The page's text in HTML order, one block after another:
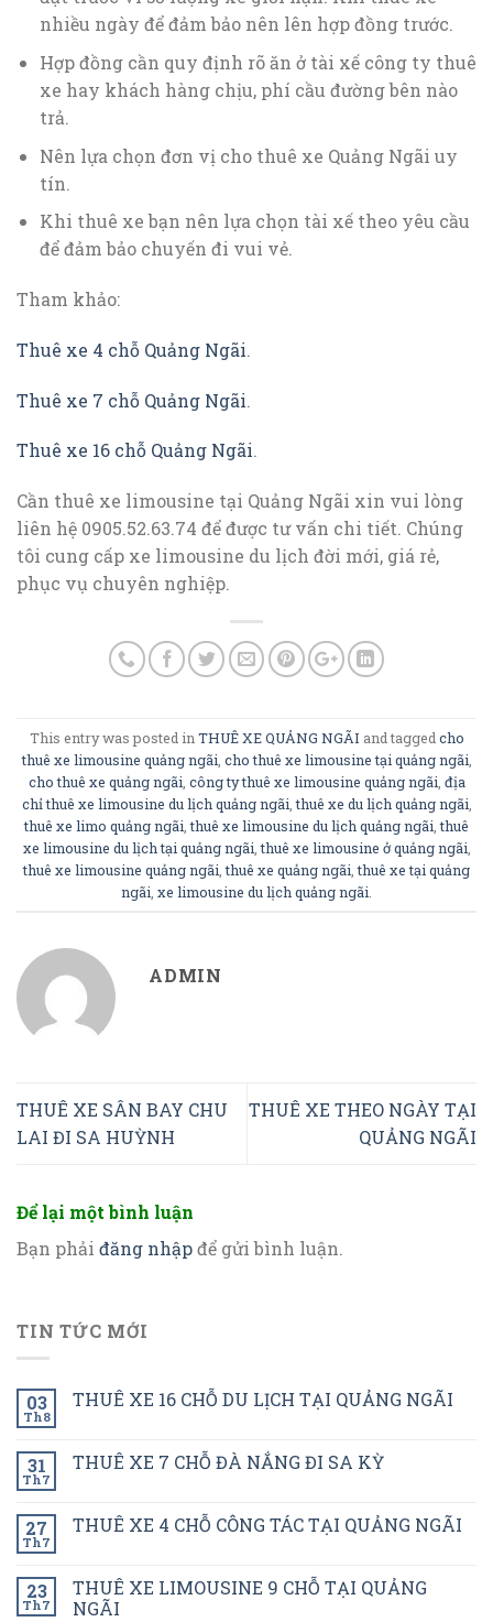
nhiều ngày để đảm bảo nên lên hợp đồng trước.
Hợp đồng cần quy định rõ ăn ở tài xế công ty thuê
xe hay khách hàng chịu, phí cầu đường bên nào
trả.
Nên lựa chọn đơn vị cho thuê xe Quảng Ngãi uy
tín.
Khi thuê xe bạn nên lựa chọn tài xế theo yêu cầu
để đảm bảo chuyến đi vui vẻ.
Tham khảo:
Thuê xe 4 chỗ Quảng Ngãi.
Thuê xe 7 chỗ Quảng Ngãi.
Thuê xe 16 chỗ Quảng Ngãi.
Cần thuê xe limousine tại Quảng Ngãi xin vui lòng
liên hệ 0905.52.63.74 để được tư vấn chi tiết. Chúng
tôi cung cấp xe limousine du lịch đời mới, giá rẻ,
phục vụ chuyên nghiệp.
This entry was posted in THUÊ XE QUẢNG NGÃI and tagged cho
thuê xe limousine quảng ngãi cho thuê xe limousine tại quảng ngãi
cho thuê xe quảng ngãi công ty thuê xe limousine quảng ngãi địa
chỉ thuê xe limousine du lịch quảng ngãi ,thuê xe du lịch quảng ngãi
thuê xe limo quảng ngãi ,thuê xe limousine du lịch quảng ngãi ,thuê
xe limousine du lịch tại quảng ngãi ,thuê xe limousine ở quảng ngãi
thuê xe limousine quảng ngãi ,thuê xe quảng ngãi ,thuê xe tại quảng
ngãi xe limousine du lịch quảng ngãi
ADMIN
THUÊ XE SÂN BAY CHU
LAI ĐI SA HUỲNH
THUÊ XE THEO NGÀY TẠI
QUẢNG NGÃI
Để lại một bình luận
Bạn phải đăng nhậpđể gửi bình luận.
TIN TỨC MỚI
03
Th8
THUÊ XE 16 CHỖ DU LỊCH TẠI QUẢNG NGÃI
31
Th7
THUÊ XE 7 CHỖ ĐÀ NẮNG ĐI SA KỲ
27
Th7
THUÊ XE 4 CHỖ CÔNG TÁC TẠI QUẢNG NGÃI
23
Th7
THUÊ XE LIMOUSINE 9 CHỖ TẠI QUẢNG
NGÃI